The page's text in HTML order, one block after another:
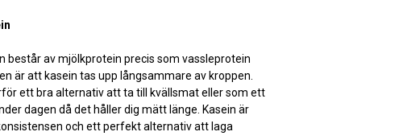
består av mjölkprotein precis som vassleprotein
är att kasein tas upp långsammare av kroppen.
ett bra alternativ att ta till kvällsmat eller som ett
dagen då det håller dig mätt länge. Kasein är
och ett perfekt alternativ att laga